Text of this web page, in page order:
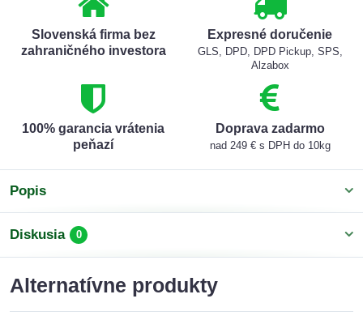
Slovenská firma bez
zahraničného investora
Expresné doručenie
GLS, DPD, DPD Pickup, SPS,
Alzabox
100% garancia vrátenia
peňazí
Doprava zadarmo
nad 249 € s DPH do 10kg
Popis
Diskusia 0
Alternatívne produkty